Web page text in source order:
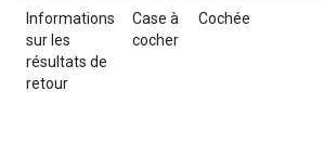
Informations
sur les
résultats de
retour
Case à
cocher
Cochée